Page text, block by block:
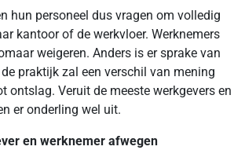
hun personeel dus vragen om volledig
kantoor of de werkvloer. Werknemers
weigeren. Anders is er sprake van
praktijk zal een verschil van mening
ontslag. Veruit de meeste werkgevers en
er onderling wel uit.
en werknemer afwegen